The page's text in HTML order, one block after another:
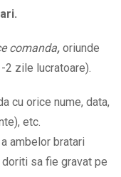
comanda, oriunde
2 zile lucratoare).
cu orice nume, data,
etc.
ambelor bratari
sa fie gravat pe